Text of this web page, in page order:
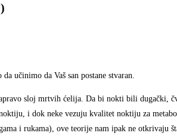
da učinimo da Vaš san postane stvaran.
sloj mrtvih ćelija. Da bi nokti bili dugački,
i dok neke vezuju kvalitet noktiju za
i rukama), ove teorije nam ipak ne otkrivaju